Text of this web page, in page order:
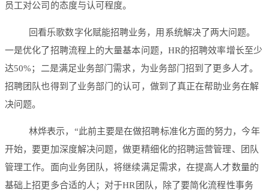
员工对公司的态度与认可程度。
回看乐歌数字化赋能招聘业务，用系统解决了两大问题。
一是优化了招聘流程上的大量基本问题，HR的招聘效率增长至少
达50%；二是满足业务部门需求，为业务部门招到了更多人才。
招聘团队也得到了业务部门的认可，做到了真正在帮助业务在解
决问题。
林烨表示，“此前主要是在做招聘标准化方面的努力，今年
开始，要更加深度解决问题，做更精细化的招聘运营管理、团队
管理工作。面向业务团队，将继续满足需求，在提高人才数量的
基础上招更多合适的人；对于HR团队，除了要简化流程性事务